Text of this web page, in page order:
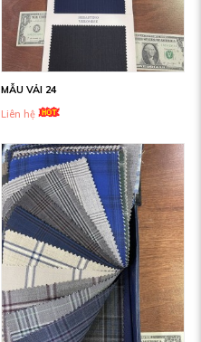
MẪU VẢI 24
Liên hệ